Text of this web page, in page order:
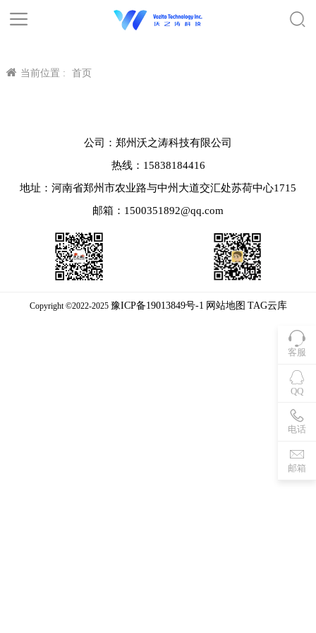
当前位置 : 首页
客服
QQ
电话
邮箱
公司：郑州沃之涛科技有限公司
热线：15838184416
地址：河南省郑州市农业路与中州大道交汇处苏荷中心1715
邮箱：1500351892@qq.com
Copyright ©2022-2025 豫ICP备19013849号-1 网站地图 TAG云库